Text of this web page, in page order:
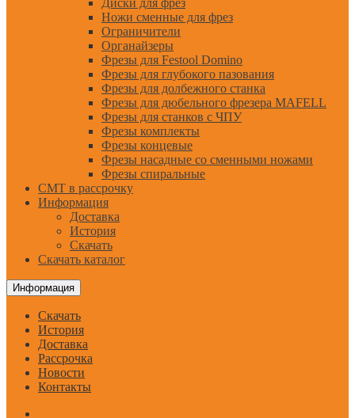
Диски для фрез
Ножи сменные для фрез
Ограничители
Органайзеры
Фрезы для Festool Domino
Фрезы для глубокого пазования
Фрезы для долбежного станка
Фрезы для дюбельного фрезера MAFELL
Фрезы для станков с ЧПУ
Фрезы комплекты
Фрезы концевые
Фрезы насадные со сменными ножами
Фрезы спиральные
CMT в рассрочку
Информация
Доставка
История
Скачать
Скачать каталог
Информация
Скачать
История
Доставка
Рассрочка
Новости
Контакты